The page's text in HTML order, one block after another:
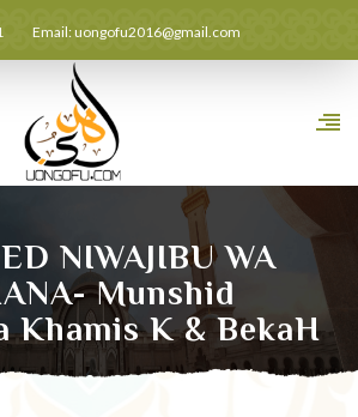
Email:uongofu2016@gmail.com
NIWAJIBU WA
Munshid
Khamis K & BekaH